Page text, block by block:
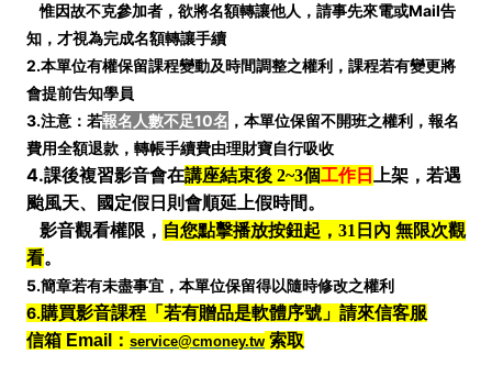
惟因故不克參加者，欲將名額轉讓他人，請事先來電或Mail告
知，才視為完成名額轉讓手續
2.本單位有權保留課程變動及時間調整之權利，課程若有變更將
會提前告知學員
3.注意：若報名人數不足10名 ，本單位保留不開班之權利，報名
費用全額退款，轉帳手續費由理財寶自行吸收
4.課後複習影音會在講座結束後 2~3個工作日上架，若遇
颱風天、國定假日則會順延上假時間。
影音觀看權限， 自您點擊播放按鈕起，31日內 無限次觀
看。
5.簡章若有未盡事宜，本單位保留得以隨時修改之權利
6.購買影音課程「若有贈品是軟體序號」請來信客服
信箱 Email： service@cmoney.tw 索取